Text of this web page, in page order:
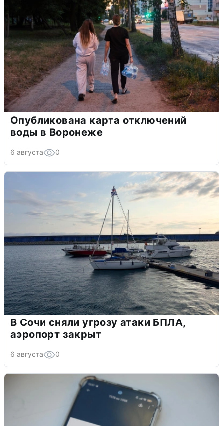
Опубликована карта отключений
воды в Воронеже
6 августа 0
В Сочи сняли угрозу атаки БПЛА,
аэропорт закрыт
6 августа 0